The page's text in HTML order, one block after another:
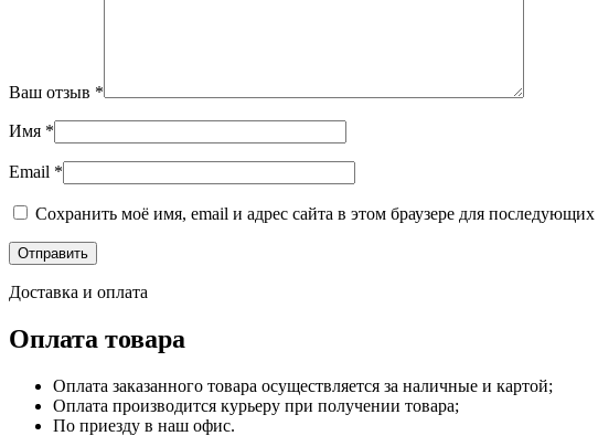
Ваш отзыв *
Имя *
Email *
Сохранить моё имя, email и адрес сайта в этом браузере для
Доставка и оплата
Оплата товара
Оплата заказанного товара осуществляется за наличные и картой;
Оплата производится курьеру при получении товара;
По приезду в наш офис.